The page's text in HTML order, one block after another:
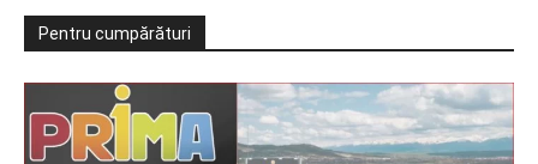
Pentru cumpărături